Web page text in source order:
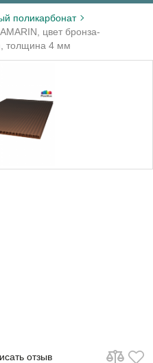
поликарбонат
цвет бронза-
толщина 4 мм
отзыв